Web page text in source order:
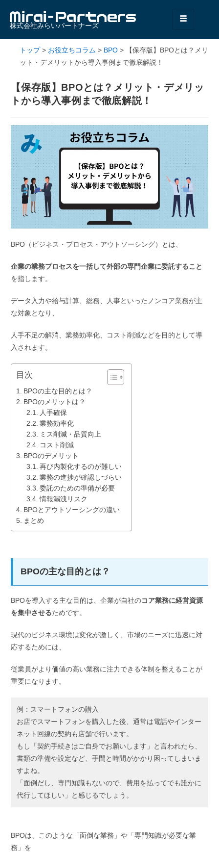
株式会社みらいパートナーズ
トップ> お役立ちコラム > BPO >
【保存版】BPOとは？メリ
ット・デメリットから導入事例まで徹底解説！
【保存版】BPOとは？メリット・デメリッ
トから導入事例まで徹底解説！
BPO（ビジネス・プロセス・アウトソーシング）とは、
企業の業務プロセスを一括して外部の専門企業に委託すること
を指します。
データ入力や給与計算、総務、人事といったノンコア業務が主
な対象となり、
人手不足の解消、業務効率化、コスト削減などを目的として導
入されます。
目次
BPOの主な目的とは？
BPOのメリットは？
人手確保
業務効率化
ミス削減・品質向上
コスト削減
BPOのデメリット
再び内製化するのが難しい
業務の進捗が確認しづらい
委託のための準備が必要
情報漏洩リスク
BPOとアウトソーシングの違い
まとめ
BPOの主な目的とは？
BPOを導入する主な目的は、企業が自社のコア業務に経営資源
を集中させるためです。
現代のビジネス環境は変化が激しく、市場のニーズに迅速に対
応するためには、
従業員がより価値の高い業務に注力できる体制を整えることが
重要になります。
例：スマートフォンの購入
お店でスマートフォンを購入した後、通常は電話やインター
ネット回線の契約も店舗で行います。
もし「契約手続きはご自身でお願いします」と言われたら、
書類の準備や設定など、手間と時間がかかり困ってしまいま
すよね。
「面倒だし、専門知識もないので、費用を払ってでも誰かに
代行してほしい」と感じるでしょう。
BPOは、このような「面倒な業務」や「専門知識が必要な業
務」を